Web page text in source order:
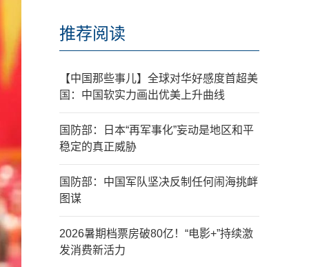
推荐阅读
【中国那些事儿】全球对华好感度首超美
国：中国软实力画出优美上升曲线
国防部：日本“再军事化”妄动是地区和平
稳定的真正威胁
国防部：中国军队坚决反制任何闹海挑衅
图谋
2026暑期档票房破80亿！“电影+”持续激
发消费新活力